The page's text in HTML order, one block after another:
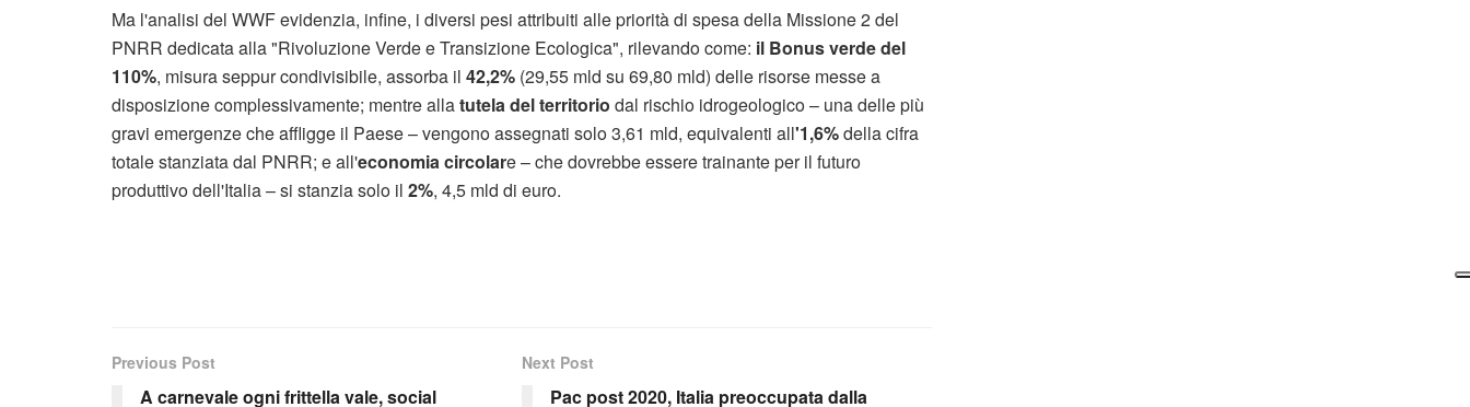
Ma l'analisi del WWF evidenzia, infine, i diversi pesi attribuiti alle priorità di spesa della Missione 2 del
PNRR dedicata alla "Rivoluzione Verde e Transizione Ecologica", rilevando come: il Bonus verde del
110%, misura seppur condivisibile, assorba il 42,2% (29,55 mld su 69,80 mld) delle risorse messe a
disposizione complessivamente; mentre allatutela del territorio dal rischio idrogeologico – una delle più
gravi emergenze che affligge il Paese – vengono assegnati solo 3,61 mld, equivalenti all'1,6%della cifra
totale stanziata dal PNRR; e all'economia circolare – che dovrebbe essere trainante per il futuro
produttivo dell'Italia – si stanzia solo il 2%, 4,5 mld di euro.
Previous Post
A carnevale ogni frittella vale, social
Next Post
Pac post 2020, Italia preoccupata dalla